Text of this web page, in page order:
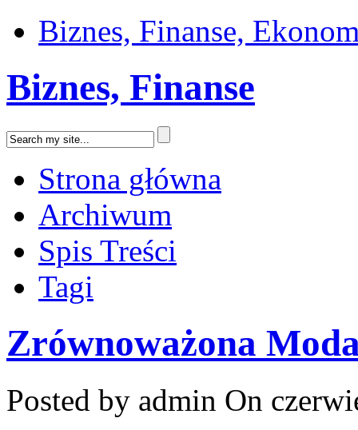
Biznes, Finanse,
Biznes, Finanse
Strona główna
Archiwum
Spis Treści
Tagi
Zrównoważona
Posted by admin On